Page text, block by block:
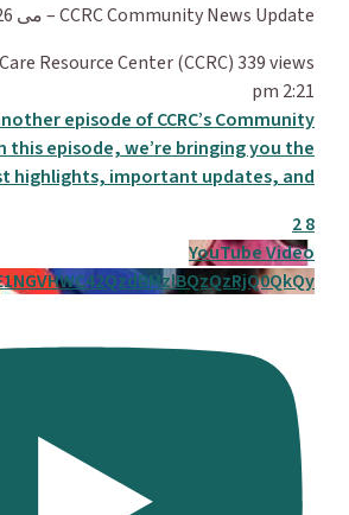
CCRC Community News Update – می 2026
Resource Center (CCRC)339 views
2:21 pm
episode of CCRC’s Community
this episode, we’re bringing you the
highlights, important updates, and
8
2
YouTube Video